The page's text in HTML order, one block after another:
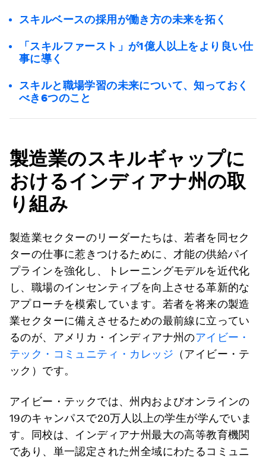
スキルベースの採用が働き方の未来を拓く
「スキルファースト」が1億人以上をより良い仕
事に導く
スキルと職場学習の未来について、知っておく
べき6つのこと
製造業のスキルギャップに
おけるインディアナ州の取
り組み
製造業セクターのリーダーたちは、若者を同セク
ターの仕事に惹きつけるために、才能の供給パイ
プラインを強化し、トレーニングモデルを近代化
し、職場のインセンティブを向上させる革新的な
アプローチを模索しています。若者を将来の製造
業セクターに備えさせるための最前線に立ってい
るのが、アメリカ・インディアナ州のアイビー・
テック・コミュニティ・カレッジ （アイビー・テ
ック）です。
アイビー・テックでは、州内およびオンラインの
19のキャンパスで20万人以上の学生が学んでいま
す。同校は、インディアナ州最大の高等教育機関
であり、単一認定された州全域にわたるコミュニ